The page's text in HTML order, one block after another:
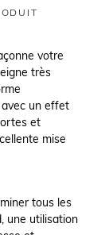
votre
très
un effet
et
mise
tous les
une utilisation